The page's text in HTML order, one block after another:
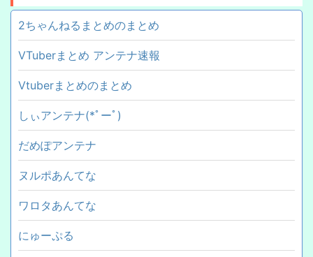
2ちゃんねるまとめのまとめ
VTuberまとめ アンテナ速報
Vtuberまとめのまとめ
しぃアンテナ(*ﾟーﾟ)
だめぽアンテナ
ヌルポあんてな
ワロタあんてな
にゅーぷる